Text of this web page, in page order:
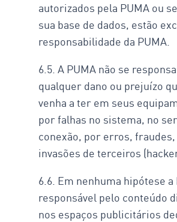
autorizados pela PUMA ou
sua base de dados, estão
responsabilidade da PUMA.
6.5. A PUMA não se
qualquer dano ou prejuízo
venha a ter em seus
por falhas no sistema, no
conexão, por erros,
invasões de terceiros
6.6. Em nenhuma hipótese a
responsável pelo conteúdo
nos espaços publicitários